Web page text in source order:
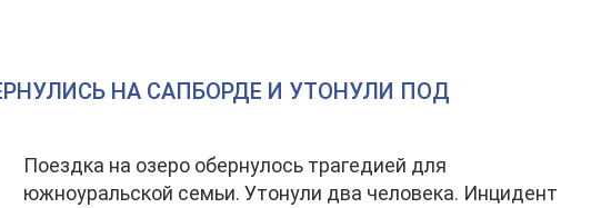
НА САПБОРДЕ И УТОНУЛИ ПОД
Поездка на озеро обернулось трагедией для
южноуральской семьи. Утонули два человека. Инцидент